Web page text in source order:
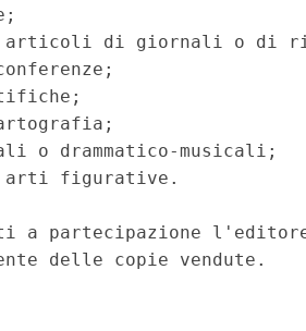
articoli di giornali o di
o drammatico-musicali;
figurative.
a partecipazione